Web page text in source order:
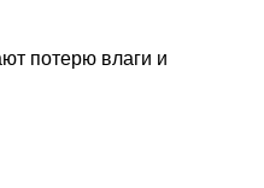
потерю влаги и